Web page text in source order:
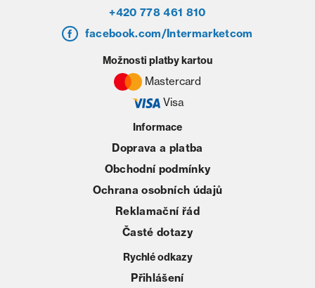
+420 778 461 810
facebook.com/Intermarketcom
Informace
Doprava a platba
Obchodní podmínky
Ochrana osobních údajů
Reklamační řád
Časté dotazy
Rychlé odkazy
Přihlášení
Možnosti platby kartou
Mastercard
Visa